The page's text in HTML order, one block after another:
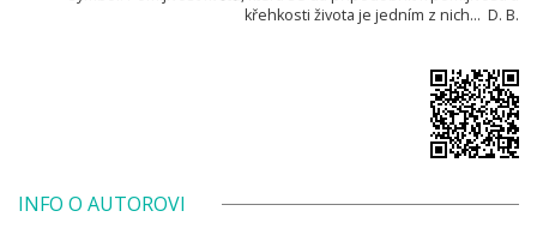
křehkosti života je jedním z nich... D. B.
INFO O AUTOROVI